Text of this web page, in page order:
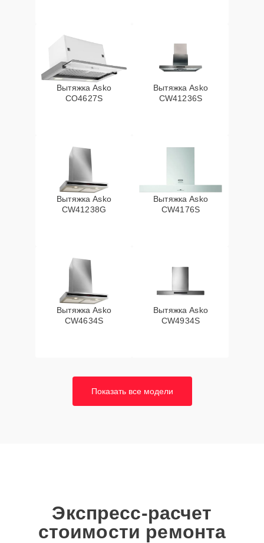
Вытяжка Asko
CO4627S
Вытяжка Asko
CW41236S
Вытяжка Asko
CW41238G
Вытяжка Asko
CW4176S
Вытяжка Asko
CW4634S
Вытяжка Asko
CW4934S
Показать все модели
Экспресс-расчет
стоимости ремонта